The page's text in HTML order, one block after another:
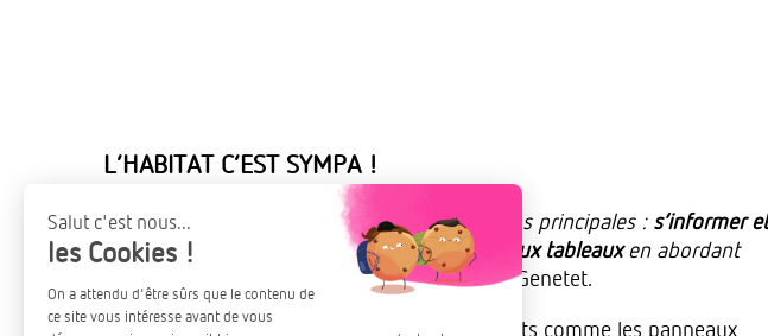
L’HABITAT C’EST SYMPA !
«Les gens écoutent la radio pour deux raisons principales : s’informer
se divertir. Nous avons voulu jouer sur ces deux tableauxen abordant
des sujets pas toujours simples» confie Eric Genetet.
Rendre attractifs compréhensibles des sujets comme les panneaux